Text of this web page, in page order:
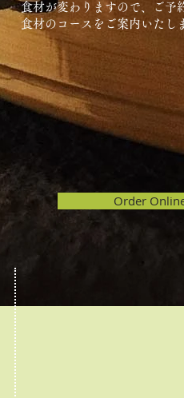
食材が変わりますので、ご予
食材のコースをご案内いたし
Order